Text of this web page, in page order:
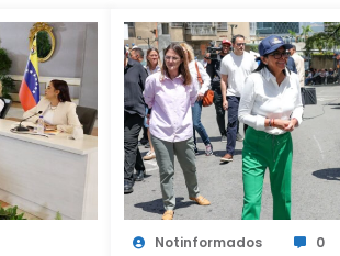
Notinformados 0